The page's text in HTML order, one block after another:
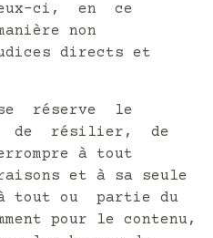
ci, en ce
non
directs et
se réserve le
de résilier, de
à tout
et à sa seule
tout ou partie du
pour le contenu,